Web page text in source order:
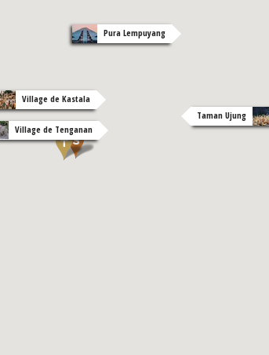
Village de Tenganan
Village de Kastala
Taman Ujung
Pura Lempuyang